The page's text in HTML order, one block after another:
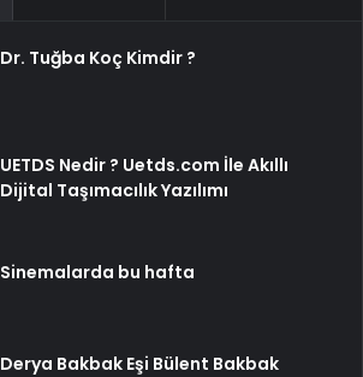
Dr. Tuğba Koç Kimdir ?
UETDS Nedir ? Uetds.com İle Akıllı
Dijital Taşımacılık Yazılımı
Sinemalarda bu hafta
Derya Bakbak Eşi Bülent Bakbak